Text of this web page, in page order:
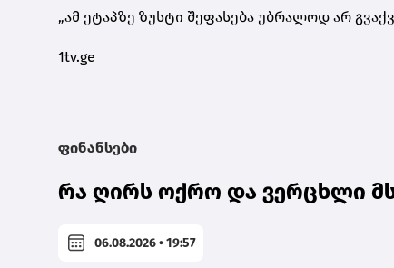
„ამ ეტაპზე ზუსტი შეფასება უბრალოდ არ
1tv.ge
ფინანსები
რა ღირს ოქრო და ვერცხლი
06.08.2026 • 19:57